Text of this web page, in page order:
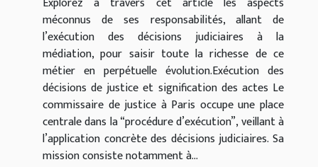
méconnus de ses responsabilités, allant de
l’exécution des décisions judiciaires à la
médiation, pour saisir toute la richesse de ce
métier en perpétuelle évolution.Exécution des
décisions de justice et signification des actes Le
commissaire de justice à Paris occupe une place
centrale dans la “procédure d’exécution”, veillant à
l’application concrète des décisions judiciaires. Sa
mission consiste notamment à...